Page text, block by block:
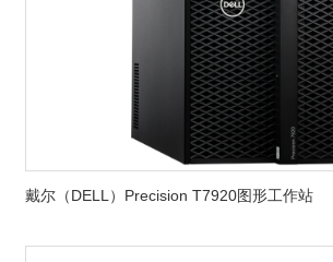
戴尔（DELL）Precision T7920图形工作站